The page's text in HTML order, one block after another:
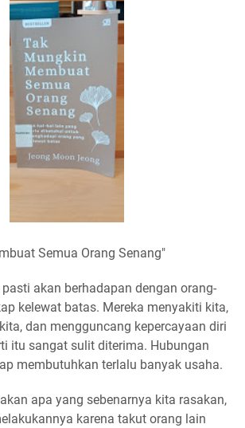
Semua Orang Senang"
akan berhadapan dengan orang-
kelewat batas. Mereka menyakiti kita,
dan mengguncang kepercayaan diri
itu sangat sulit diterima. Hubungan
membutuhkan terlalu banyak usaha.
apa yang sebenarnya kita rasakan,
karena takut orang lain